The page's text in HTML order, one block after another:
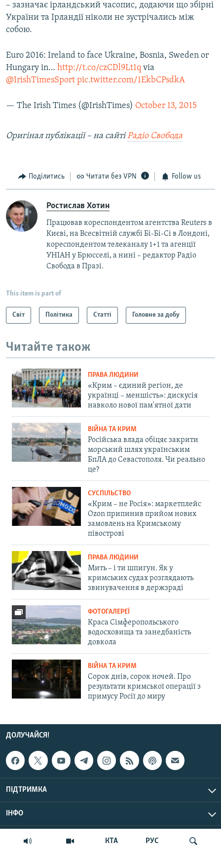
КТА РУС
– зазначає ірландський часопис, додаючи що збірні
України та Ірландії ніколи не зустрічались між
собою.
Euro 2016: Ireland to face Ukraine, Bosnia, Sweden or
Hungary in… http://t.co/czCDl9Lt1q via
@IrishTimesSport pic.twitter.com/1EkbCPsdkA
— The Irish Times (@IrishTimes) October 13, 2015
Оригінал публікації – на сайтіРадіо Свобода
Поділитись Читати без VPN Follow us
Ростислав Хотин
Працював кореспондентом агентства Reuters в
Києві, на Всесвітній службі Бі-Бі-Сі в Лондоні,
кореспондентом телеканалу 1+1 та агенції
УНІАН у Брюсселі, а нині – редактор Радіо
Свобода в Празі.
This item is part of
Світ Політика Статті Головне за добу
Читайте також
ПРАВА ЛЮДИНИ
«Крим – єдиний регіон, де
українці – меншість»: дискусія
навколо нової пам'ятної дати
ВІЙНА ТА КРИМ
Російська влада обіцяє закрити
морський шлях українським
БпЛА до Севастополя. Чи реально
це?
СУСПІЛЬСТВО
«Крим – не Росія»: маркетплейс
Ozon припинив прийом нових
замовлень на Кримському
півострові
ПРАВА ЛЮДИНИ
Мить – і ти шпигун. Як у
кримських судах розглядають
звинувачення в держзраді
ФОТОГАЛЕРЕЇ
Краса Сімферопольського
водосховища та занедбаність
довкола
ВІЙНА ТА КРИМ
Сорок днів, сорок ночей. Про
результати кримської операції з
примусу Росії до миру
ДОЛУЧАЙСЯ!
ПІДТРИМКА
ІНФО
© Крим.Реалії, 2026 | Усі права застережено.